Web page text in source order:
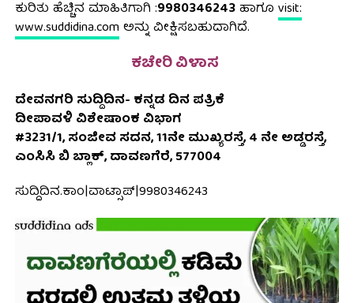
ಕುರಿತು ಹೆಚ್ಚಿನ ಮಾಹಿತಿಗಾಗಿ :9980346243ಹಾಗೂ visit:
www.suddidina.comಅನ್ನು ವೀಕ್ಷಿಸಬಹುದಾಗಿದೆ.
ಕಚೇರಿ ವಿಳಾಸ
ದೇವನಗರಿ ಸುದ್ದಿದಿನ- ಕನ್ನಡ ದಿನ ಪತ್ರಿಕೆ
ದೀಪಾವಳಿ ವಿಶೇಷಾಂಕ ವಿಭಾಗ
#3231/1, ಸಂಜೀವ ಸದನ, 11ನೇ ಮುಖ್ಯರಸ್ತೆ, 4 ನೇ ಅಡ್ಡರಸ್ತೆ,
ಎಂಸಿಸಿ ಬಿ ಬ್ಲಾಕ್, ದಾವಣಗೆರೆ, 577004
ಸುದ್ದಿದಿನ.ಕಾಂ|ವಾಟ್ಸಾಪ್|9980346243